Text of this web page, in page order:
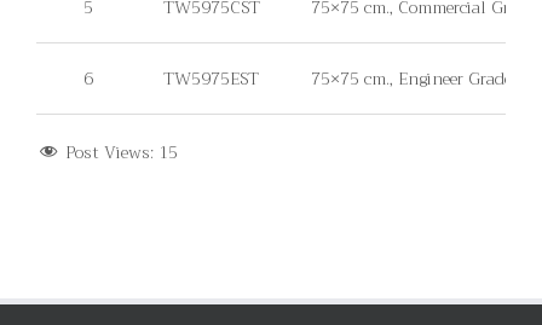
5 TW5975CST 75×75 cm., Commercial
6 TW5975EST 75×75 cm., Engineer Grade, ไ
Post Views: 15